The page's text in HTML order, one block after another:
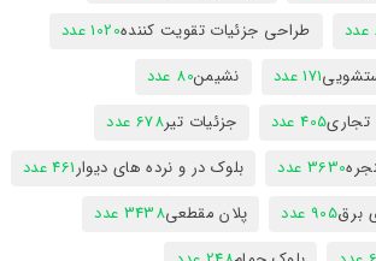
طراحی جزئیات تقویت کننده1020 عدد
171 عدد نشیمن80 عدد
405 عدد جزئیات تیر678 عدد
3630 عدد بلوک در و نرده های دیوار461 عدد
905 عدد پلان مقطعی3438 عدد